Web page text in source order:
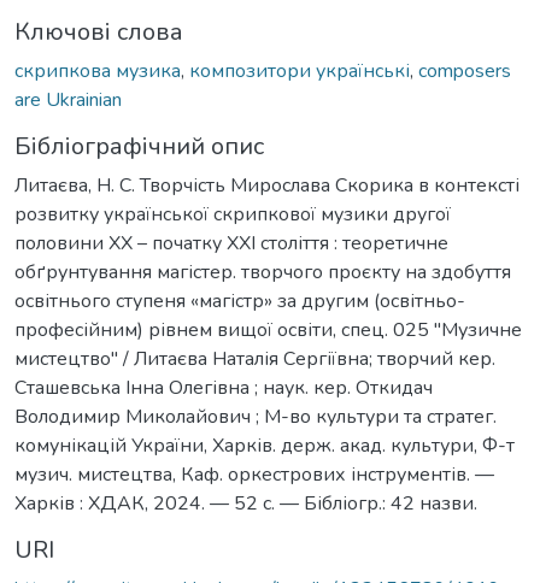
Ключові слова
скрипкова музика, композитори українські, composers
are Ukrainian
Бібліографічний опис
Литаєва, Н. С. Творчість Мирослава Скорика в контексті
розвитку української скрипкової музики другої
половини ХХ – початку ХХІ століття : теоретичне
обґрунтування магістер. творчого проєкту на здобуття
освітнього ступеня «магістр» за другим (освітньо-
професійним) рівнем вищої освіти, спец. 025 "Музичне
мистецтво" / Литаєва Наталія Сергіївна; творчий кер.
Сташевська Інна Олегівна ; наук. кер. Откидач
Володимир Миколайович ; М-во культури та стратег.
комунікацій України, Харків. держ. акад. культури, Ф-т
музич. мистецтва, Каф. оркестрових інструментів. —
Харків : ХДАК, 2024. — 52 с. — Бібліогр.: 42 назви.
URI